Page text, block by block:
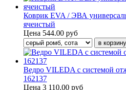
Коврик EVA / ЭВА
ячеистый
Цена 544.00 руб
Ведро VILEDA с системой
162137
Цена 3 110.00 руб